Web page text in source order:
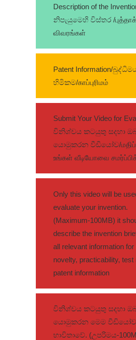
Description of the
නිපැයුමෙහි විස්තර /
விவரங்கள்
Patent Information/
හිමිකම/காப்புரிமம்
Submit Your Video for
විනිශ්චය කටයුතු සදහා
යොමුකරන වීඩියෝව/
உங்கள் வீடியோவை
Only this video will be
evaluate your invention.
(Maximum-100MB) it
describe the invention
all relevant information for
novelty, practicability, test
patent information
විනිශ්චය කටයුතු සදහා
යොමුකරන මෙම
භාවිතාවේ. (උපරිමය-